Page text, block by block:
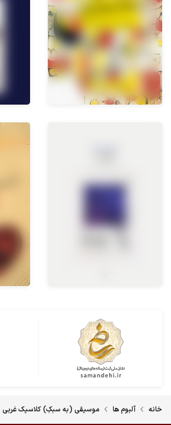
خانه آلبوم ها موسیقی (به سبکِ) کلاسیک غربی